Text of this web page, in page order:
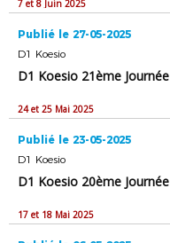
7 et 8 Juin 2025
Publié le 27-05-2025
D1 Koesio
D1 Koesio 21ème Journée
24 et 25 Mai 2025
Publié le 23-05-2025
D1 Koesio
D1 Koesio 20ème Journée
17 et 18 Mai 2025